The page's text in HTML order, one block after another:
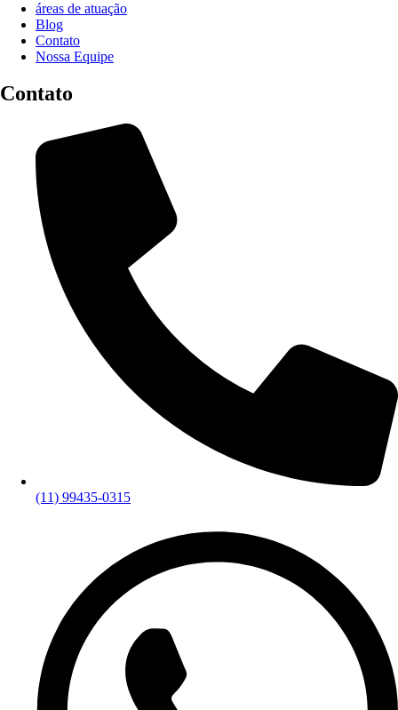
áreas de atuação
Blog
Contato
Nossa Equipe
Contato
(11) 99435-0315